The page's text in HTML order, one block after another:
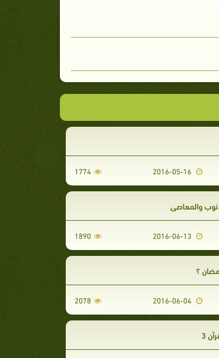
2016-05-16
1774
والمعاصي
2016-06-13
1890
؟
2016-06-04
2078
3